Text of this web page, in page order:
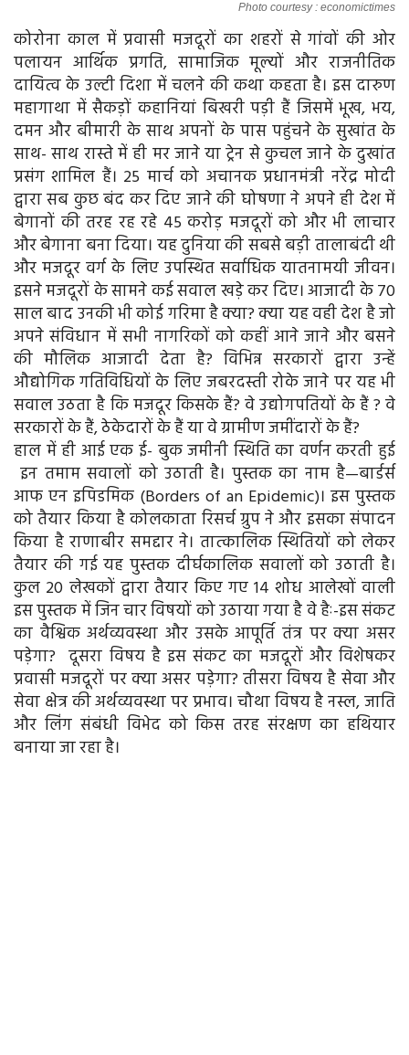
Photo courtesy : economictimes
कोरोना काल में प्रवासी मजदूरों का शहरों से गांवों की ओर
पलायन आर्थिक प्रगति, सामाजिक मूल्यों और राजनीतिक
दायित्व के उल्टी दिशा में चलने की कथा कहता है। इस दारुण
महागाथा में सैकड़ों कहानियां बिखरी पड़ी हैं जिसमें भूख, भय,
दमन और बीमारी के साथ अपनों के पास पहुंचने के सुखांत के
साथ- साथ रास्ते में ही मर जाने या ट्रेन से कुचल जाने के दुखांत
प्रसंग शामिल हैं। 25 मार्च को अचानक प्रधानमंत्री नरेंद्र मोदी
द्वारा सब कुछ बंद कर दिए जाने की घोषणा ने अपने ही देश में
बेगानों की तरह रह रहे 45 करोड़ मजदूरों को और भी लाचार
और बेगाना बना दिया। यह दुनिया की सबसे बड़ी तालाबंदी थी
और मजदूर वर्ग के लिए उपस्थित सर्वाधिक यातनामयी जीवन।
इसने मजदूरों के सामने कई सवाल खड़े कर दिए। आजादी के 70
साल बाद उनकी भी कोई गरिमा है क्या? क्या यह वही देश है जो
अपने संविधान में सभी नागरिकों को कहीं आने जाने और बसने
की मौलिक आजादी देता है? विभिन्न सरकारों द्वारा उन्हें
औद्योगिक गतिविधियों के लिए जबरदस्ती रोके जाने पर यह भी
सवाल उठता है कि मजदूर किसके हैं? वे उद्योगपतियों के हैं ? वे
सरकारों के हैं, ठेकेदारों के हैं या वे ग्रामीण जमींदारों के हैं?
हाल में ही आई एक ई- बुक जमीनी स्थिति का वर्णन करती हुई
इन तमाम सवालों को उठाती है। पुस्तक का नाम है—बार्डर्स
आफ एन इपिडमिक (Borders of an Epidemic)। इस पुस्तक
को तैयार किया है कोलकाता रिसर्च ग्रुप ने और इसका संपादन
किया है राणाबीर समद्दार ने। तात्कालिक स्थितियों को लेकर
तैयार की गई यह पुस्तक दीर्घकालिक सवालों को उठाती है।
कुल 20 लेखकों द्वारा तैयार किए गए 14 शोध आलेखों वाली
इस पुस्तक में जिन चार विषयों को उठाया गया है वे हैः-इस संकट
का वैश्विक अर्थव्यवस्था और उसके आपूर्ति तंत्र पर क्या असर
पड़ेगा? दूसरा विषय है इस संकट का मजदूरों और विशेषकर
प्रवासी मजदूरों पर क्या असर पड़ेगा? तीसरा विषय है सेवा और
सेवा क्षेत्र की अर्थव्यवस्था पर प्रभाव। चौथा विषय है नस्ल, जाति
और लिंग संबंधी विभेद को किस तरह संरक्षण का हथियार
बनाया जा रहा है।